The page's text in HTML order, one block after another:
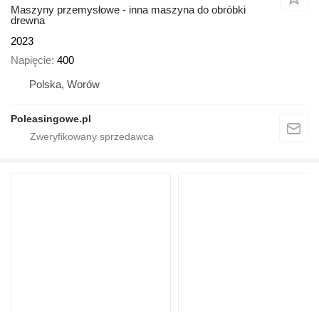
Maszyny przemysłowe - inna maszyna do obróbki
drewna
2023
Napięcie 400
Polska, Worów
Poleasingowe.pl